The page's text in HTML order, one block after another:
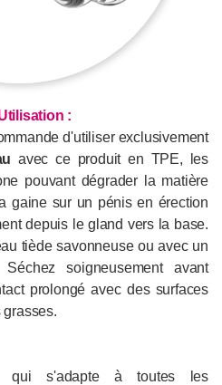
:
d'utiliser exclusivement
avec ce produit en TPE, les
pouvant dégrader la matière
gaine sur un pénis en érection
depuis le gland vers la base.
tiède savonneuse ou avec un
soigneusement avant
prolongé avec des surfaces
s'adapte à toutes les